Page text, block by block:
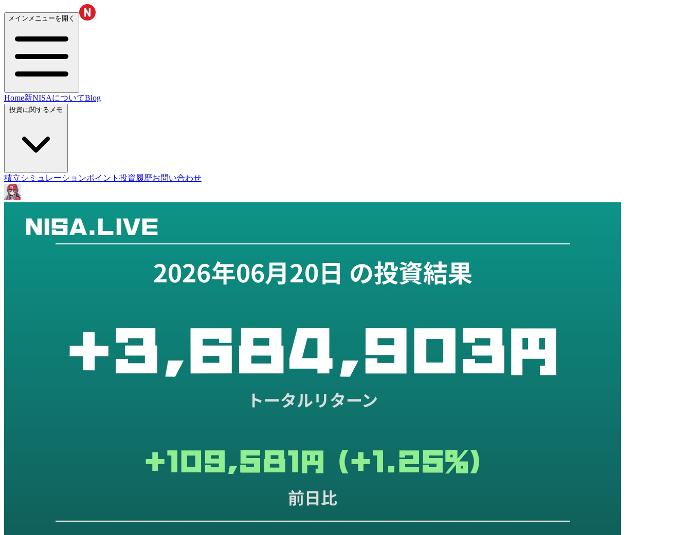
メインメニューを開く
Home新NISAについてBlog
積立シミュレーションポイント投資履歴お問い合わせ